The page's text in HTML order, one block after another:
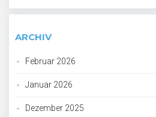
ARCHIV
Februar 2026
Januar 2026
Dezember 2025